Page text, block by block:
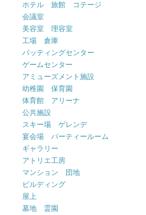
ホテル 旅館 コテージ
会議室
美容室 理容室
工場 倉庫
バッティングセンター
ゲームセンター
アミューズメント施設
幼稚園 保育園
体育館 アリーナ
公共施設
スキー場 ゲレンデ
宴会場 パーティールーム
ギャラリー
アトリエ工房
マンション 団地
ビルディング
屋上
墓地 霊園